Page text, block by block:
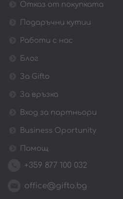
Отказ от покупката
Подаръчни кутии
Работи с нас
Блог
За Gifto
За връзка
Вход за партньори
Business Oportunity
Помощ
+359 877 100 032
office@gifto.bg